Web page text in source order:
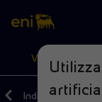
CercaVISIONE
Indietro Media